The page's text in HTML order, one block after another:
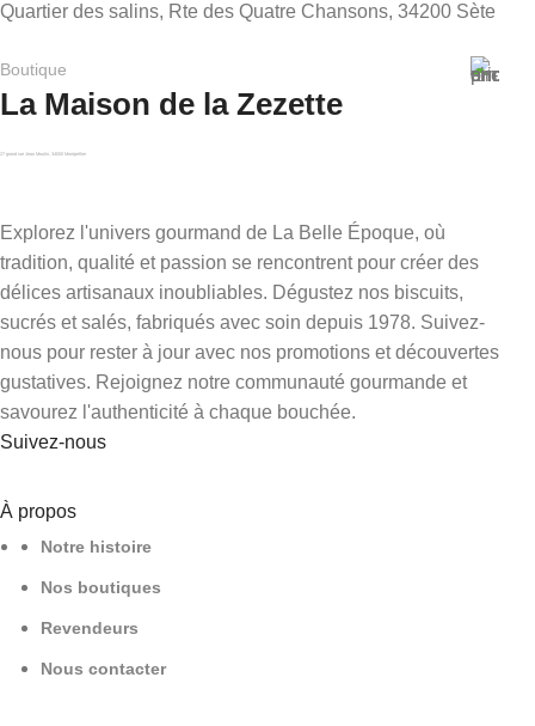
Quartier des salins, Rte des Quatre Chansons, 34200 Sète
Boutique
La Maison de la Zezette
27 grand rue Jean Moulin, 34000 Montpellier
Explorez l'univers gourmand de La Belle Époque, où
tradition, qualité et passion se rencontrent pour créer des
délices artisanaux inoubliables. Dégustez nos biscuits,
sucrés et salés, fabriqués avec soin depuis 1978. Suivez-
nous pour rester à jour avec nos promotions et découvertes
gustatives. Rejoignez notre communauté gourmande et
savourez l'authenticité à chaque bouchée.
Suivez-nous
À propos
Notre histoire
Nos boutiques
Revendeurs
Nous contacter